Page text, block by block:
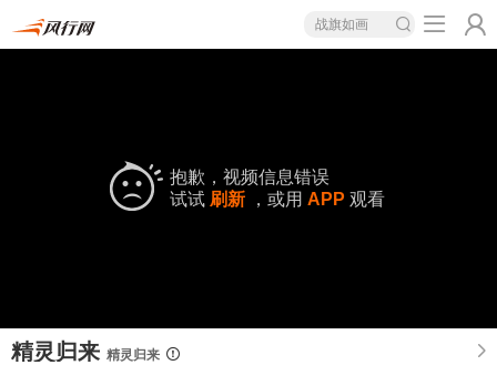
战旗如画
抱歉，视频信息错误
试试 刷新 ，或用 APP 观看
精灵归来 精灵归来